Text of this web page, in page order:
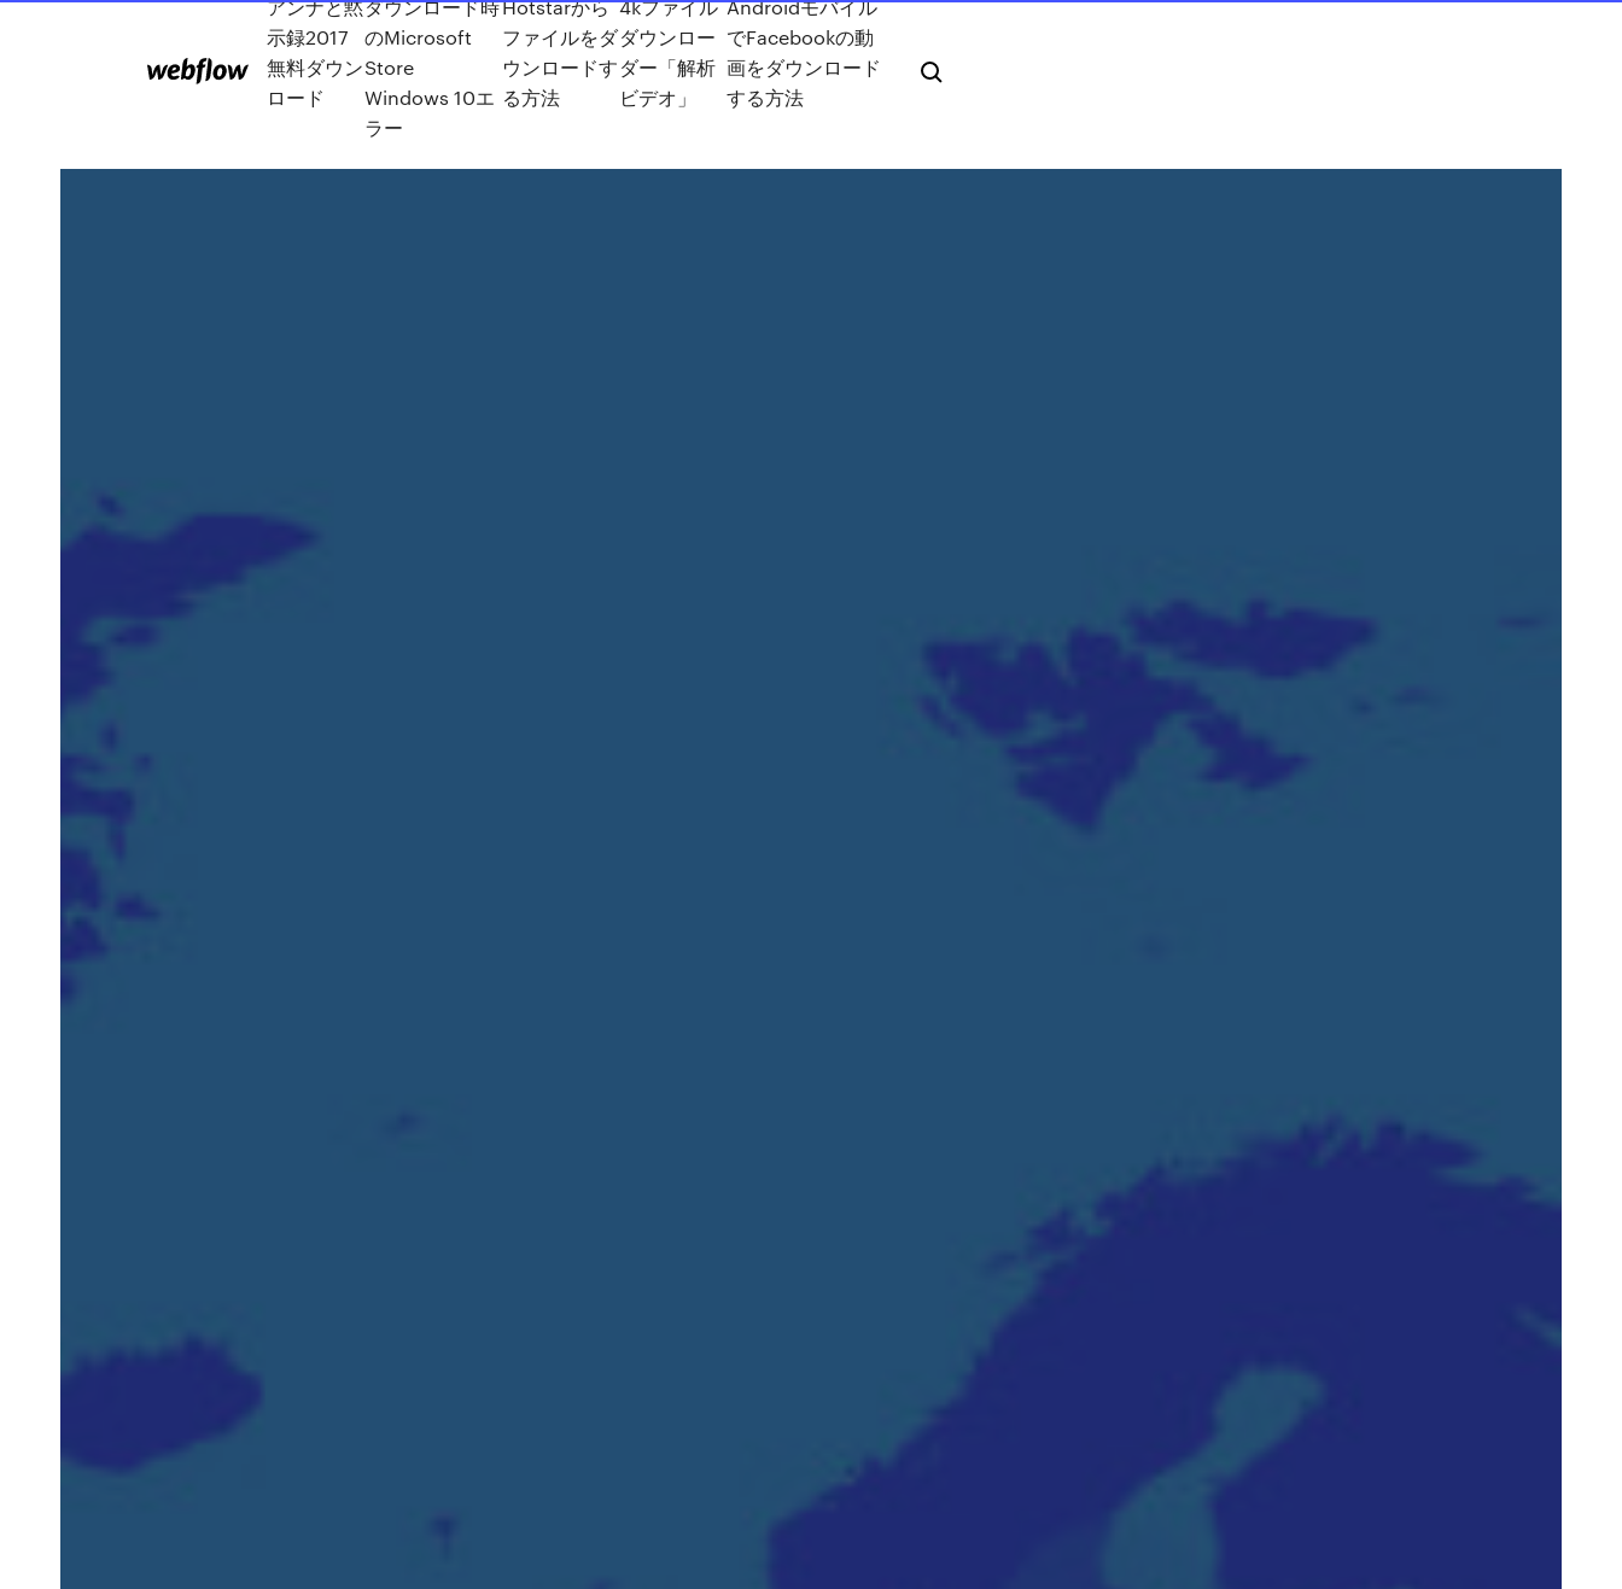
アンナと黙
示録2017
無料ダウン
ロード
ダウンロード時
のMicrosoft
Store
Windows 10エ
ラー
Hotstarから
ファイルをダ
ウンロードす
る方法
4kファイル
ダウンロー
ダー「解析
ビデオ」
Androidモバイル
でFacebookの動
画をダウンロード
する方法